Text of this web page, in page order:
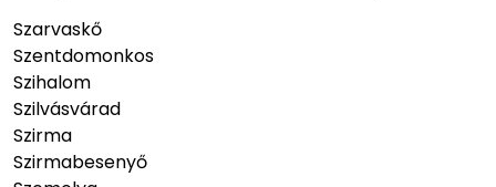
Szarvaskő
Szentdomonkos
Szihalom
Szilvásvárad
Szirma
Szirmabesenyő